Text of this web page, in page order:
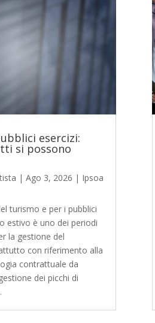
esercizi:
si possono
| Ago 3, 2026 | Ipsoa
turismo e per i pubblici
estivo è uno dei periodi
la gestione del
con riferimento alla
contrattuale da
dei picchi di